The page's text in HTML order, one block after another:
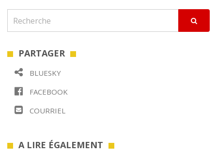
PARTAGER
BLUESKY
FACEBOOK
COURRIEL
A LIRE ÉGALEMENT